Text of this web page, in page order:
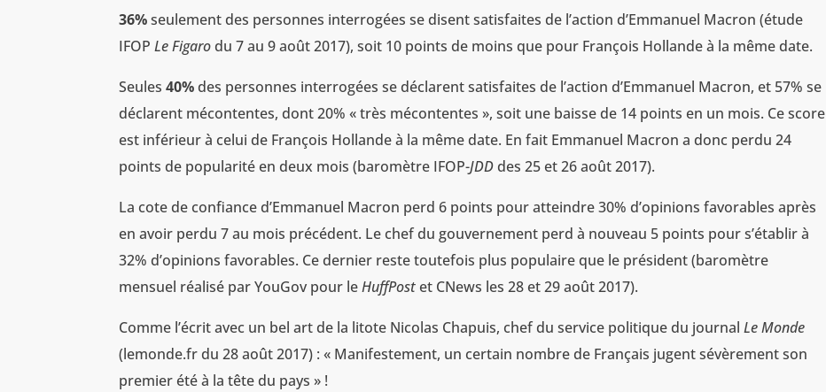
36%seulement des personnes interrogées se disent satisfaites de l’action d’Emmanuel Macron (étude
IFOPLe Figaro du 7 au 9 août 2017), soit 10 points de moins que pour François Hollande à la même date.
Seules40% des personnes interrogées se déclarent satisfaites de l’action d’Emmanuel Macron, et 57% se
déclarent mécontentes, dont 20% « très mécontentes », soit une baisse de 14 points en un mois. Ce score
est inférieur à celui de François Hollande à la même date. En fait Emmanuel Macron a donc perdu 24
points de popularité en deux mois (baromètre IFOP-JDD des 25 et 26 août 2017).
La cote de confiance d’Emmanuel Macron perd 6 points pour atteindre 30% d’opinions favorables après
en avoir perdu 7 au mois précédent. Le chef du gouvernement perd à nouveau 5 points pour s’établir à
32% d’opinions favorables. Ce dernier reste toutefois plus populaire que le président (baromètre
mensuel réalisé par YouGov pour leHuffPost et CNews les 28 et 29 août 2017).
Comme l’écrit avec un bel art de la litote Nicolas Chapuis, chef du service politique du journalLe Monde
(lemonde.fr du 28 août 2017) : « Manifestement, un certain nombre de Français jugent sévèrement son
premier été à la tête du pays » !